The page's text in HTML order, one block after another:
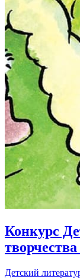
Конкурс
Детский